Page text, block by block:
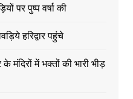
पर पुष्प वर्षा की
हरिद्वार पहुंचे
मंदिरों में भक्तों की भारी भीड़